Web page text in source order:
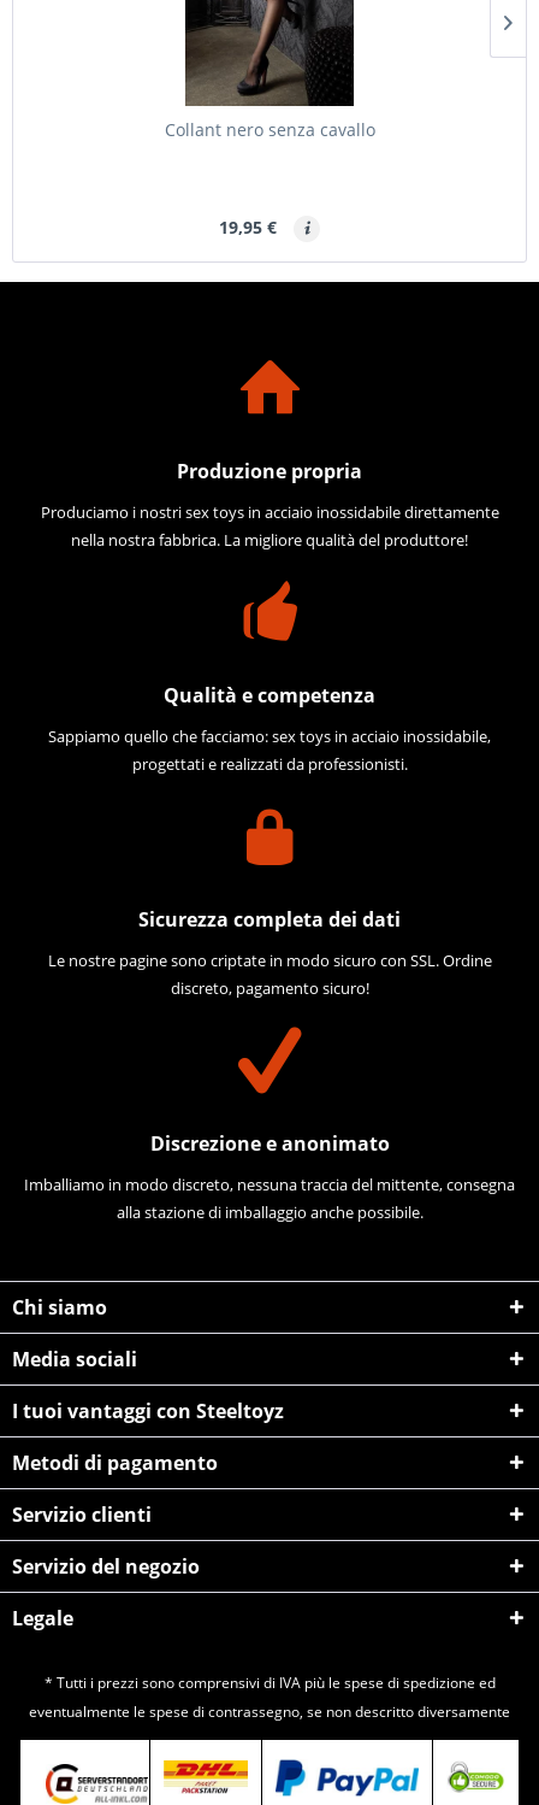
Collant nero senza cavallo
19,95 €
Produzione propria
Produciamo i nostri sex toys in acciaio inossidabile direttamente
nella nostra fabbrica. La migliore qualità del produttore!
Qualità e competenza
Sappiamo quello che facciamo: sex toys in acciaio inossidabile,
progettati e realizzati da professionisti.
Sicurezza completa dei dati
Le nostre pagine sono criptate in modo sicuro con SSL. Ordine
discreto, pagamento sicuro!
Discrezione e anonimato
Imballiamo in modo discreto, nessuna traccia del mittente, consegna
alla stazione di imballaggio anche possibile.
Chi siamo
Media sociali
I tuoi vantaggi con Steeltoyz
Metodi di pagamento
Servizio clienti
Servizio del negozio
Legale
* Tutti i prezzi sono comprensivi di IVA più le spese di spedizione ed
eventualmente le spese di contrassegno, se non descritto diversamente